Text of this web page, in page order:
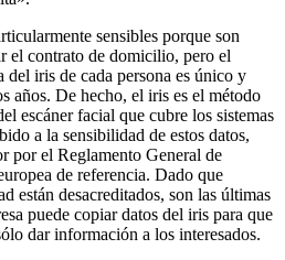
sensibles porque son
el contrato de domicilio, pero el
iris de cada persona es único y
años. De hecho, el iris es el método
escáner facial que cubre los sistemas
a la sensibilidad de estos datos,
por el Reglamento General de
de referencia. Dado que
están desacreditados, son las últimas
puede copiar datos del iris para que
dar información a los interesados.